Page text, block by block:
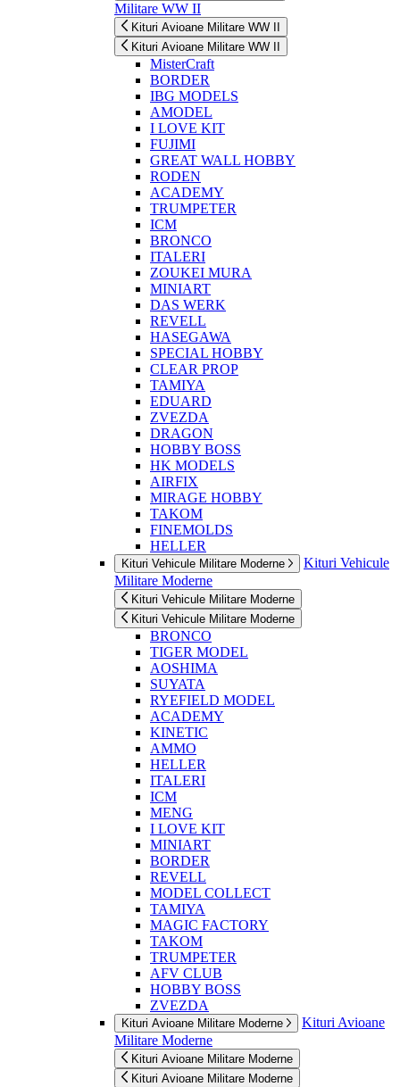
Militare WW II
Kituri Avioane Militare WW II
Kituri Avioane Militare WW II
MisterCraft
BORDER
IBG MODELS
AMODEL
I LOVE KIT
FUJIMI
GREAT WALL HOBBY
RODEN
ACADEMY
TRUMPETER
ICM
BRONCO
ITALERI
ZOUKEI MURA
MINIART
DAS WERK
REVELL
HASEGAWA
SPECIAL HOBBY
CLEAR PROP
TAMIYA
EDUARD
ZVEZDA
DRAGON
HOBBY BOSS
HK MODELS
AIRFIX
MIRAGE HOBBY
TAKOM
FINEMOLDS
HELLER
Kituri Vehicule Militare Moderne
Kituri Vehicule
Militare Moderne
Kituri Vehicule Militare Moderne
Kituri Vehicule Militare Moderne
BRONCO
TIGER MODEL
AOSHIMA
SUYATA
RYEFIELD MODEL
ACADEMY
KINETIC
AMMO
HELLER
ITALERI
ICM
MENG
I LOVE KIT
MINIART
BORDER
REVELL
MODEL COLLECT
TAMIYA
MAGIC FACTORY
TAKOM
TRUMPETER
AFV CLUB
HOBBY BOSS
ZVEZDA
Kituri Avioane Militare Moderne
Kituri Avioane
Militare Moderne
Kituri Avioane Militare Moderne
Kituri Avioane Militare Moderne